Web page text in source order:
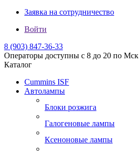
Заявка на сотрудничество
Войти
8 (903) 847-36-33
Операторы доступны с 8 до 20 по Мск
Каталог
Cummins ISF
Автолампы
Блоки розжига
Галогеновые лампы
Ксеноновые лампы